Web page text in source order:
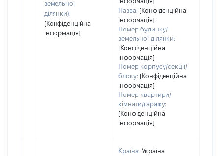
земельної
ділянки):
[Конфіденційна
інформація]
Назва: [Конфіденційна
інформація]
Номер будинку/
земельної ділянки:
[Конфіденційна
інформація]
Номер корпусу/секції/
блоку: [Конфіденційна
інформація]
Номер квартири/
кімнати/гаражу:
[Конфіденційна
інформація]
Країна: Україна